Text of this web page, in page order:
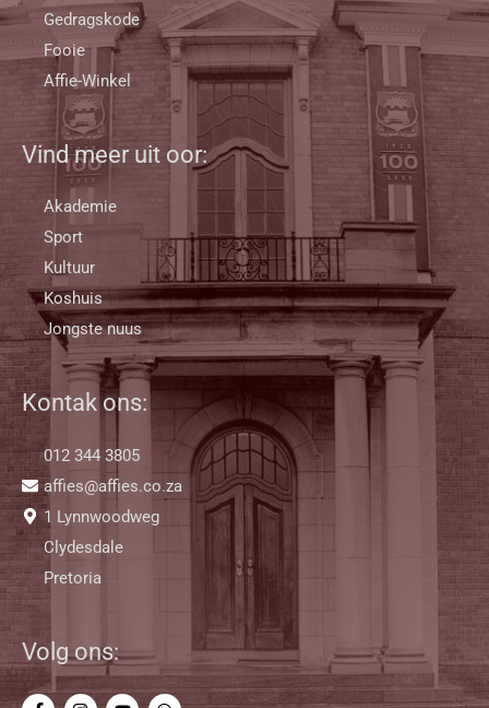
Gedragskode
Fooie
Affie-Winkel
Vind meer uit oor:
Akademie
Sport
Kultuur
Koshuis
Jongste nuus
Kontak ons:
012 344 3805
affies@affies.co.za
1 Lynnwoodweg
Clydesdale
Pretoria
Volg ons: